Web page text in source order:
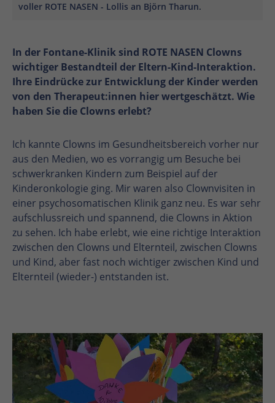
voller ROTE NASEN - Lollis an Björn Tharun.
In der Fontane-Klinik sind ROTE NASEN Clowns
wichtiger Bestandteil der Eltern-Kind-Interaktion.
Ihre Eindrücke zur Entwicklung der Kinder werden
von den Therapeut:innen hier wertgeschätzt. Wie
haben Sie die Clowns erlebt?
Ich kannte Clowns im Gesundheitsbereich vorher nur
aus den Medien, wo es vorrangig um Besuche bei
schwerkranken Kindern zum Beispiel auf der
Kinderonkologie ging. Mir waren also Clownvisiten in
einer psychosomatischen Klinik ganz neu. Es war sehr
aufschlussreich und spannend, die Clowns in Aktion
zu sehen. Ich habe erlebt, wie eine richtige Interaktion
zwischen den Clowns und Elternteil, zwischen Clowns
und Kind, aber fast noch wichtiger zwischen Kind und
Elternteil (wieder-) entstanden ist.